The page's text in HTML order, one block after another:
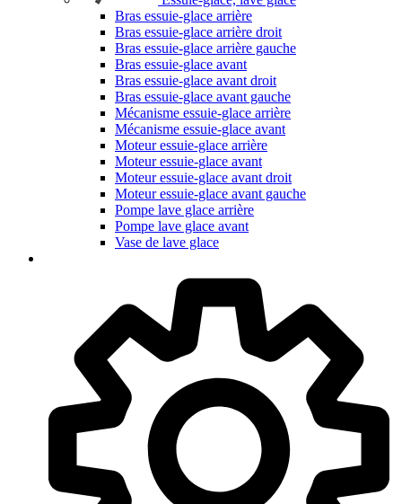
Bras essuie-glace arrière
Bras essuie-glace arrière droit
Bras essuie-glace arrière gauche
Bras essuie-glace avant
Bras essuie-glace avant droit
Bras essuie-glace avant gauche
Mécanisme essuie-glace arrière
Mécanisme essuie-glace avant
Moteur essuie-glace arrière
Moteur essuie-glace avant
Moteur essuie-glace avant droit
Moteur essuie-glace avant gauche
Pompe lave glace arrière
Pompe lave glace avant
Vase de lave glace